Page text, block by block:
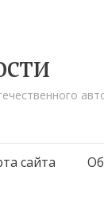
сайта